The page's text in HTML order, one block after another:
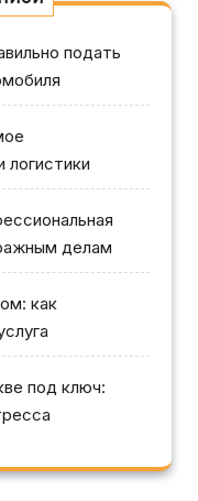
подать
логистики
делам
как
под ключ: